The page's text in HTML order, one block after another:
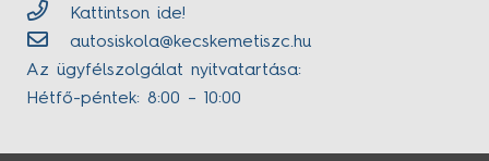
Kattintson ide!
autosiskola@kecskemetiszc.hu
Az ügyfélszolgálat nyitvatartása:
Hétfő-péntek: 8:00 – 10:00